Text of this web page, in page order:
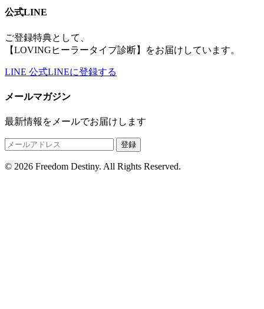
公式LINE
ご登録特典として、
【LOVINGヒーラータイプ診断】をお届けしています。
LINE 公式LINEに登録する
メールマガジン
最新情報をメールでお届けします
登録
© 2026 Freedom Destiny. All Rights Reserved.